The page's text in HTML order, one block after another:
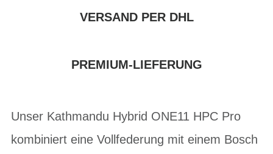
VERSAND PER DHL
PREMIUM-LIEFERUNG
Unser Kathmandu Hybrid ONE11 HPC Pro
kombiniert eine Vollfederung mit einem Bosch